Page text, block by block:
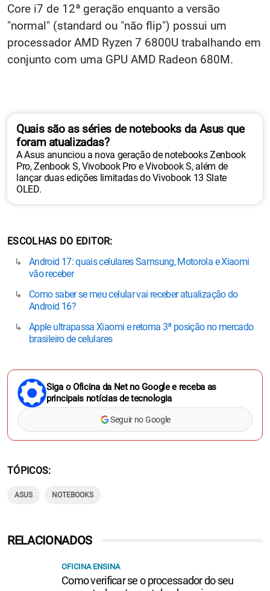
Core i7 de 12ª geração enquanto a versão
"normal" (standard ou "não flip") possui um
processador AMD Ryzen 7 6800U trabalhando em
conjunto com uma GPU AMD Radeon 680M.
Quais são as séries de notebooks da Asus que
foram atualizadas?
A Asus anunciou a nova geração de notebooks Zenbook
Pro, Zenbook S, Vivobook Pro e Vivobook S, além de
lançar duas edições limitadas do Vivobook 13 Slate
OLED.
ESCOLHAS DO EDITOR
Android 17: quais celulares Samsung, Motorola e Xiaomi
vão receber
Como saber se meu celular vai receber atualização do
Android 16?
Apple ultrapassa Xiaomi e retoma 3ª posição no mercado
brasileiro de celulares
Siga o Oficina da Net no Google e receba as
principais notícias de tecnologia
Seguir no Google
TÓPICOS
ASUS NOTEBOOKS
RELACIONADOS
OFICINA ENSINA
Como verificar se o processador do seu